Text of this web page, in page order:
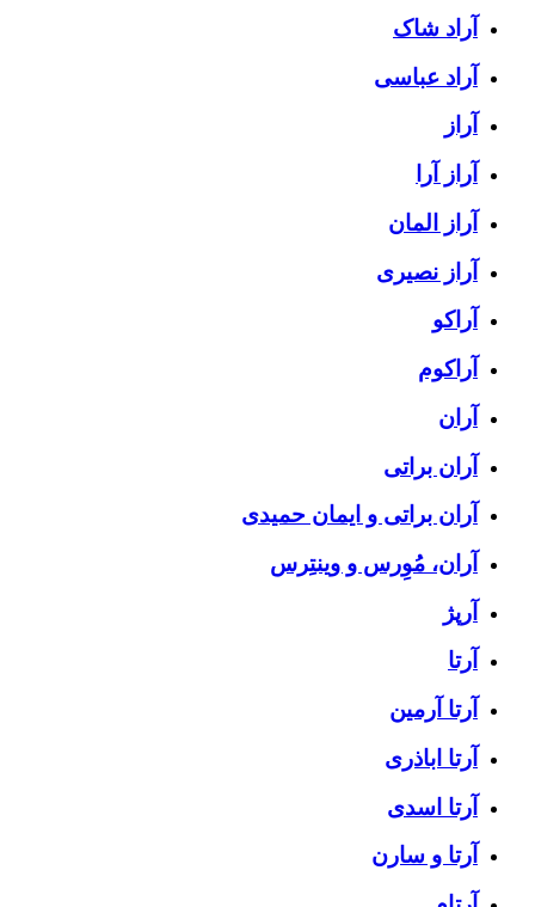
آراد شاک
آراد عباسی
آراز
آراز آرا
آراز المان
آراز نصیری
آراکو
آراکوم
آران
آران براتی
آران براتی و ایمان حمیدی
آران، مُوِرس و وینتِرس
آرپژ
آرتا
آرتا آرمین
آرتا اباذری
آرتا اسدی
آرتا و سارن